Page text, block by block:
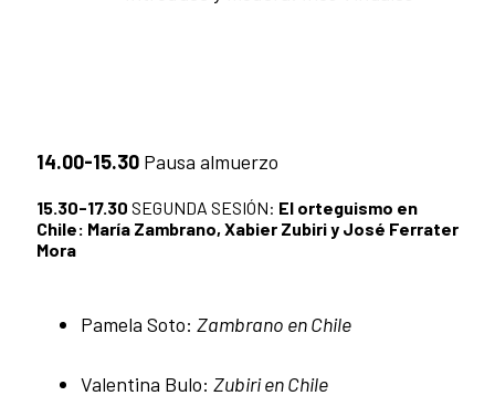
14.00-15.30 Pausa almuerzo
15.30-17.30 SEGUNDA SESIÓN: El orteguismo en
Chile: María Zambrano, Xabier Zubiri y José Ferrater
Mora
Pamela Soto: Zambrano en Chile
Valentina Bulo: Zubiri en Chile